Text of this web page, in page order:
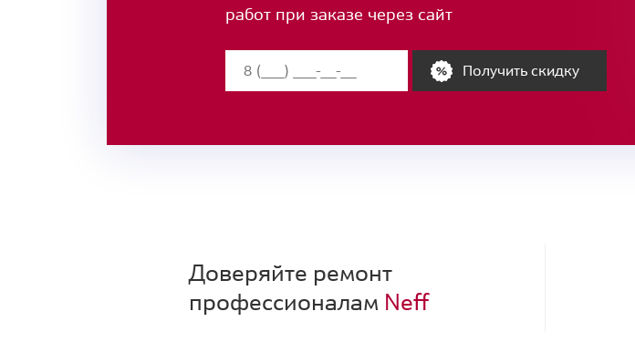
работ при заказе через сайт
Получить скидку
Доверяйте ремонт
профессионалам Neff